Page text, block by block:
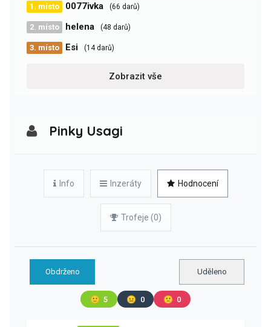
1. místo 0077ivka (66 darů)
2. místo helena (48 darů)
3. místo Esi (14 darů)
Zobrazit vše
Pinky Usagi
Info Inzeráty Hodnocení
Trofeje (0)
Obdrženo Uděleno
🙂 5 😐 0 🙁 0